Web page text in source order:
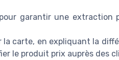
garantir une extraction
carte, en expliquant la
le produit prix auprès des